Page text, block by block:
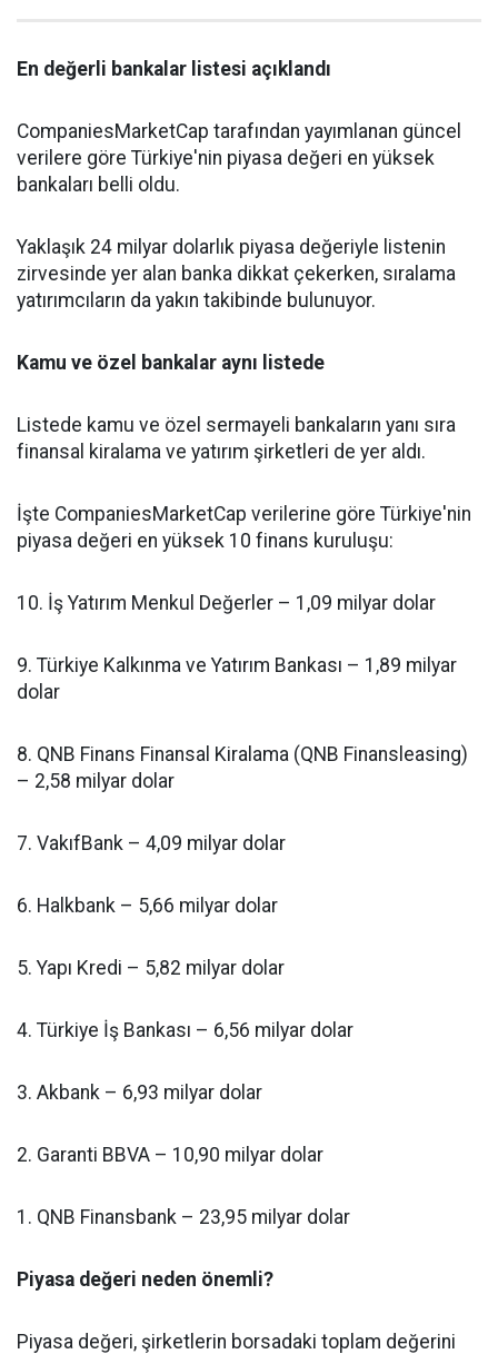
En değerli bankalar listesi açıklandı
CompaniesMarketCap tarafından yayımlanan güncel
verilere göre Türkiye'nin piyasa değeri en yüksek
bankaları belli oldu.
Yaklaşık 24 milyar dolarlık piyasa değeriyle listenin
zirvesinde yer alan banka dikkat çekerken, sıralama
yatırımcıların da yakın takibinde bulunuyor.
Kamu ve özel bankalar aynı listede
Listede kamu ve özel sermayeli bankaların yanı sıra
finansal kiralama ve yatırım şirketleri de yer aldı.
İşte CompaniesMarketCap verilerine göre Türkiye'nin
piyasa değeri en yüksek 10 finans kuruluşu:
10. İş Yatırım Menkul Değerler – 1,09 milyar dolar
9. Türkiye Kalkınma ve Yatırım Bankası – 1,89 milyar
dolar
8. QNB Finans Finansal Kiralama (QNB Finansleasing)
– 2,58 milyar dolar
7. VakıfBank – 4,09 milyar dolar
6. Halkbank – 5,66 milyar dolar
5. Yapı Kredi – 5,82 milyar dolar
4. Türkiye İş Bankası – 6,56 milyar dolar
3. Akbank – 6,93 milyar dolar
2. Garanti BBVA – 10,90 milyar dolar
1. QNB Finansbank – 23,95 milyar dolar
Piyasa değeri neden önemli?
Piyasa değeri, şirketlerin borsadaki toplam değerini